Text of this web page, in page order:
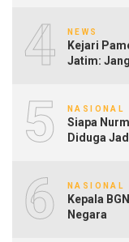
4 NEWS
Kejari
Jatim:
5 NASIONAL
Siapa
Diduga
6 NASIONAL
Kepala
Negara